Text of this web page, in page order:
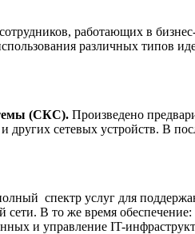
работающих в
различных типов
(СКС). Произведено
других сетевых устройств. В
спектр услуг для
В то же время обеспечение:
и управление IT-